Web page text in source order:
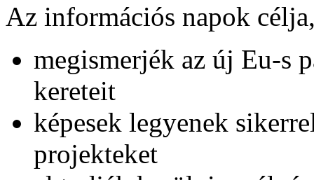
Az információs napok
megismerjék az új Eu-s
kereteit
képesek legyenek
projekteket